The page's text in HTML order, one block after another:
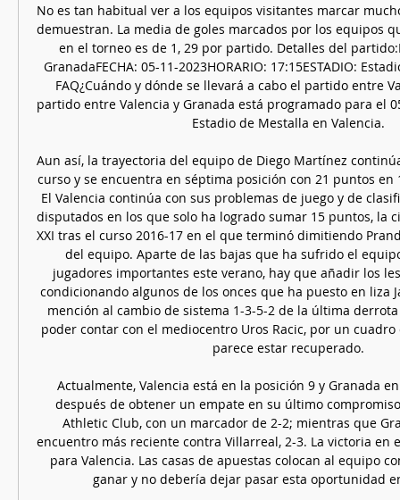
No es tan habitual ver a los equipos visitantes marcar
demuestran. La media de goles marcados por los equipos
en el torneo es de 1, 29 por partido. Detalles del
GranadaFECHA: 05-11-2023HORARIO: 17:15ESTADIO:
FAQ¿Cuándo y dónde se llevará a cabo el partido entre
partido entre Valencia y Granada está programado para el
Estadio de Mestalla en Valencia.
Aun así, la trayectoria del equipo de Diego Martínez
curso y se encuentra en séptima posición con 21 puntos
El Valencia continúa con sus problemas de juego y de
disputados en los que solo ha logrado sumar 15 puntos, la
XXI tras el curso 2016-17 en el que terminó dimitiendo
del equipo. Aparte de las bajas que ha sufrido el
jugadores importantes este verano, hay que añadir los
condicionando algunos de los onces que ha puesto en liza
mención al cambio de sistema 1-3-5-2 de la última
poder contar con el mediocentro Uros Racic, por un
parece estar recuperado.
Actualmente, Valencia está en la posición 9 y Granada
después de obtener un empate en su último
Athletic Club, con un marcador de 2-2; mientras que
encuentro más reciente contra Villarreal, 2-3. La victoria en
para Valencia. Las casas de apuestas colocan al equipo
ganar y no debería dejar pasar esta oportunidad